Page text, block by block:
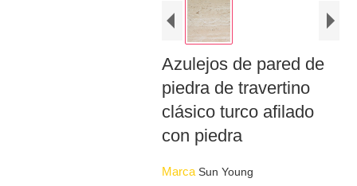
Azulejos de pared de
piedra de travertino
clásico turco afilado
con piedra
MarcaSun Young